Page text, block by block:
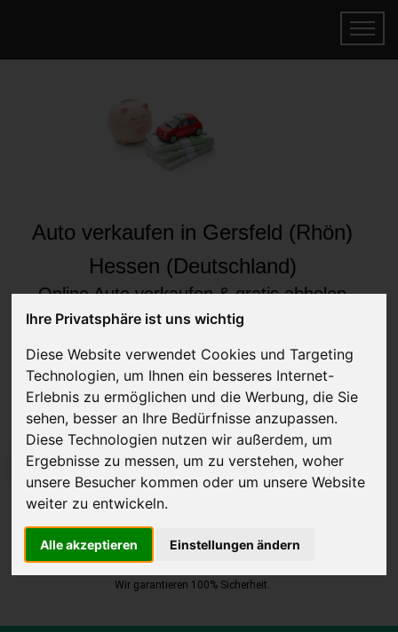
Ihre Privatsphäre ist uns wichtig
Diese Website verwendet Cookies und Targeting
Technologien, um Ihnen ein besseres Internet-
Erlebnis zu ermöglichen und die Werbung, die Sie
sehen, besser an Ihre Bedürfnisse anzupassen.
Diese Technologien nutzen wir außerdem, um
Ergebnisse zu messen, um zu verstehen, woher
unsere Besucher kommen oder um unsere Website
weiter zu entwickeln.
Alle akzeptieren Einstellungen ändern
Auto verkaufen in Gersfeld (Rhön)
Hessen (Deutschland)
Online Auto verkaufen & gratis abholen
lassen
JETZT KOSTENLOSE BEWERTUNG
Kostenloses Angebotfür den Ankauf Ihres Autos inklusive der
Wir garantieren 100% Sicherheit.